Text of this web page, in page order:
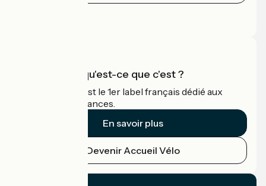
Accueil Vélo qu'est-ce que c'est ?
Accueil Vélo c'est le 1er label français dédié aux
cyclistes en vacances.
En savoir plus
Devenir Accueil Vélo